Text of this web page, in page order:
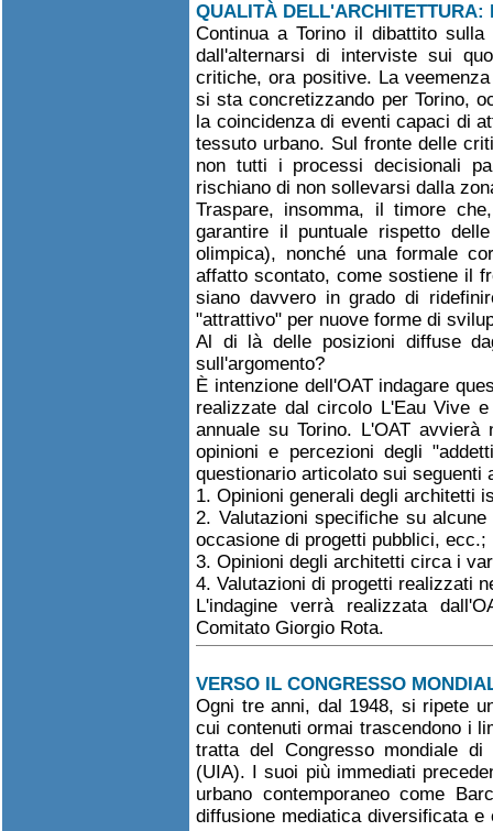
QUALITÀ DELL'ARCHITETTURA:
Continua a Torino il dibattito
dall'alternarsi di interviste sui
critiche, ora positive. La
si sta concretizzando per Torino,
la coincidenza di eventi capaci di
tessuto urbano. Sul fronte delle
non tutti i processi decisionali
rischiano di non sollevarsi dalla
Traspare, insomma, il timore
garantire il puntuale rispetto
olimpica), nonché una formale
affatto scontato, come sostiene il
siano davvero in grado di
"attrattivo" per nuove forme di
Al di là delle posizioni diffuse
sull'argomento?
È intenzione dell'OAT indagare
realizzate dal circolo L'Eau Vive
annuale su Torino. L'OAT
opinioni e percezioni degli
questionario articolato sui seguenti
1. Opinioni generali degli architetti
2. Valutazioni specifiche su
occasione di progetti pubblici, ecc.;
3. Opinioni degli architetti circa i
4. Valutazioni di progetti realizzati
L'indagine verrà realizzata
Comitato Giorgio Rota.
VERSO IL CONGRESSO
Ogni tre anni, dal 1948, si ripete
cui contenuti ormai trascendono i
tratta del Congresso mondiale di
(UIA). I suoi più immediati
urbano contemporaneo come
diffusione mediatica diversificata